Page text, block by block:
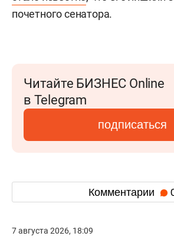
почетного сенатора.
Читайте БИЗНЕС Online
в Telegram
подписаться
Комментарии
7 августа 2026, 18:09